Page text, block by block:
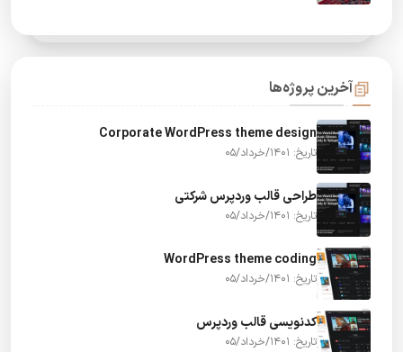
آخرین پروژه‌ها
Corporate WordPress theme design
تاریخ: 1401/خرداد/05
طراحی قالب وردپرس شرکتی
تاریخ: 1401/خرداد/05
WordPress theme coding
تاریخ: 1401/خرداد/05
کدنویسی قالب وردپرس
تاریخ: 1401/خرداد/05